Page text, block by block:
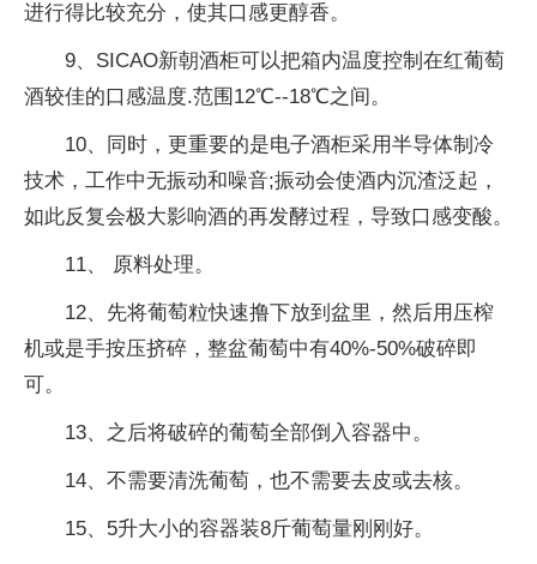
进行得比较充分，使其口感更醇香。
9、SICAO新朝酒柜可以把箱内温度控制在红葡萄
酒较佳的口感温度.范围12℃--18℃之间。
10、同时，更重要的是电子酒柜采用半导体制冷
技术，工作中无振动和噪音;振动会使酒内沉渣泛起，
如此反复会极大影响酒的再发酵过程，导致口感变酸。
11、 原料处理。
12、先将葡萄粒快速撸下放到盆里，然后用压榨
机或是手按压挤碎，整盆葡萄中有40%-50%破碎即
可。
13、之后将破碎的葡萄全部倒入容器中。
14、不需要清洗葡萄，也不需要去皮或去核。
15、5升大小的容器装8斤葡萄量刚刚好。